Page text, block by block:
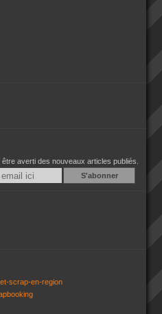
averti des nouveaux articles publiés.
Email
scrap-en-region